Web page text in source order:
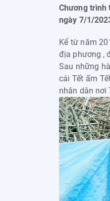
Chương trình
ngày 7/1/
Kể từ năm
địa phương ,
Sau những
cái Tết ấm
nhân dân nơi